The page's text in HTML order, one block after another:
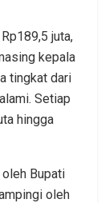
juta,
kepala
tingkat dari
Setiap
hingga
Bupati
oleh